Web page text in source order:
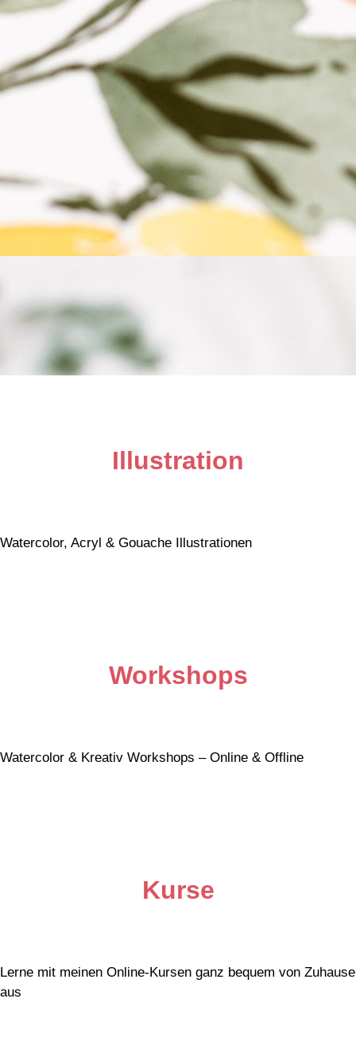
Illustration
Watercolor, Acryl & Gouache Illustrationen
Workshops
Watercolor & Kreativ Workshops – Online & Offline
Kurse
Lerne mit meinen Online-Kursen ganz bequem von Zuhause
aus